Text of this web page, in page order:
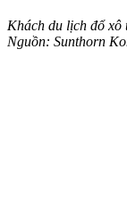
Khách du lịch đổ
Nguồn: Sunthorn